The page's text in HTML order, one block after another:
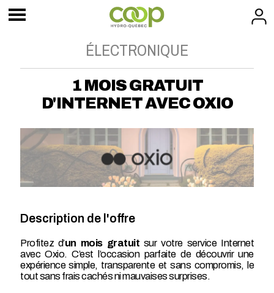
ÉLECTRONIQUE
1 MOIS GRATUIT
D'INTERNET AVEC OXIO
Description de l'offre
Profitez d’un mois gratuit sur votre service Internet
avec Oxio. C’est l’occasion parfaite de découvrir une
expérience simple, transparente et sans compromis, le
tout sans frais cachés ni mauvaises surprises.